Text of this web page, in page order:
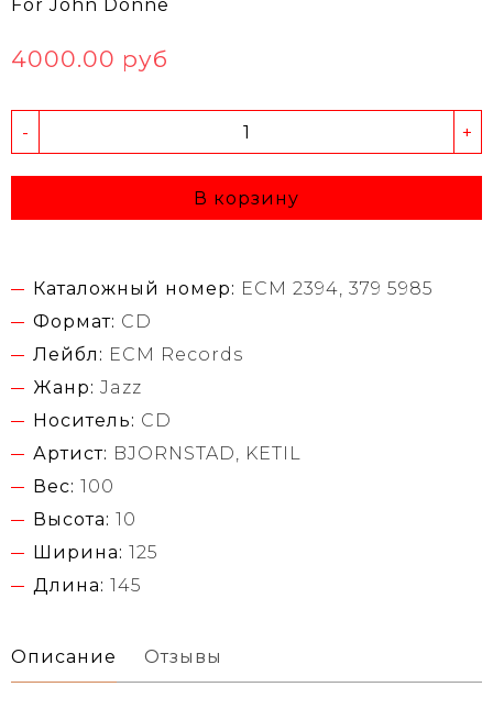
For John Donne
4000.00 руб
- +
В корзину
Каталожный номер: ECM 2394, 379 5985
Формат: CD
Лейбл: ECM Records
Жанр: Jazz
Носитель: CD
Артист: BJORNSTAD, KETIL
Вес: 100
Высота: 10
Ширина: 125
Длина: 145
Описание Отзывы